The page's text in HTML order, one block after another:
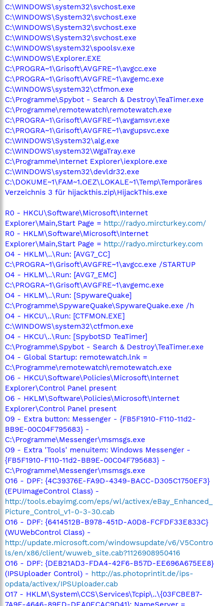
C:\WINDOWS\system32\svchost.exe
C:\WINDOWS\System32\svchost.exe
C:\WINDOWS\System32\svchost.exe
C:\WINDOWS\System32\svchost.exe
C:\WINDOWS\system32\spoolsv.exe
C:\WINDOWS\Explorer.EXE
C:\PROGRA~1\Grisoft\AVGFRE~1\avgcc.exe
C:\PROGRA~1\Grisoft\AVGFRE~1\avgemc.exe
C:\WINDOWS\system32\ctfmon.exe
C:\Programme\Spybot - Search & Destroy\TeaTimer.exe
C:\Programme\remotewatch\remotewatch.exe
C:\PROGRA~1\Grisoft\AVGFRE~1\avgamsvr.exe
C:\PROGRA~1\Grisoft\AVGFRE~1\avgupsvc.exe
C:\WINDOWS\System32\alg.exe
C:\WINDOWS\system32\WgaTray.exe
C:\Programme\Internet Explorer\iexplore.exe
C:\WINDOWS\system32\devldr32.exe
C:\DOKUME~1\FAM~1.OEZ\LOKALE~1\Temp\Temporäres
Verzeichnis 3 für hijackthis.zip\HijackThis.exe
R0 - HKCU\Software\Microsoft\Internet
Explorer\Main,Start Page = http://radyo.mircturkey.com/
R0 - HKLM\Software\Microsoft\Internet
Explorer\Main,Start Page = http://radyo.mircturkey.com
O4 - HKLM\..\Run: [AVG7_CC]
C:\PROGRA~1\Grisoft\AVGFRE~1\avgcc.exe /STARTUP
O4 - HKLM\..\Run: [AVG7_EMC]
C:\PROGRA~1\Grisoft\AVGFRE~1\avgemc.exe
O4 - HKLM\..\Run: [SpywareQuake]
C:\Programme\SpywareQuake\SpywareQuake.exe /h
O4 - HKCU\..\Run: [CTFMON.EXE]
C:\WINDOWS\system32\ctfmon.exe
O4 - HKCU\..\Run: [SpybotSD TeaTimer]
C:\Programme\Spybot - Search & Destroy\TeaTimer.exe
O4 - Global Startup: remotewatch.lnk =
C:\Programme\remotewatch\remotewatch.exe
O6 - HKCU\Software\Policies\Microsoft\Internet
Explorer\Control Panel present
O6 - HKLM\Software\Policies\Microsoft\Internet
Explorer\Control Panel present
O9 - Extra button: Messenger - {FB5F1910-F110-11d2-
BB9E-00C04F795683} -
C:\Programme\Messenger\msmsgs.exe
O9 - Extra 'Tools' menuitem: Windows Messenger -
{FB5F1910-F110-11d2-BB9E-00C04F795683} -
C:\Programme\Messenger\msmsgs.exe
O16 - DPF: {4C39376E-FA9D-4349-BACC-D305C1750EF3}
(EPUImageControl Class) -
http://tools.ebayimg.com/eps/wl/activex/eBay_Enhanced_
Picture_Control_v1-0-3-30.cab
O16 - DPF: {6414512B-B978-451D-A0D8-FCFDF33E833C}
(WUWebControl Class) -
http://update.microsoft.com/windowsupdate/v6/V5Contro
ls/en/x86/client/wuweb_site.cab?1126908950416
O16 - DPF: {DEB21AD3-FDA4-42F6-B57D-EE696A675EE8}
(IPSUploader Control) - http://as.photoprintit.de/ips-
opdata/activex/IPSUploader.cab
O17 - HKLM\System\CCS\Services\Tcpip\..\{03FCBEB7-